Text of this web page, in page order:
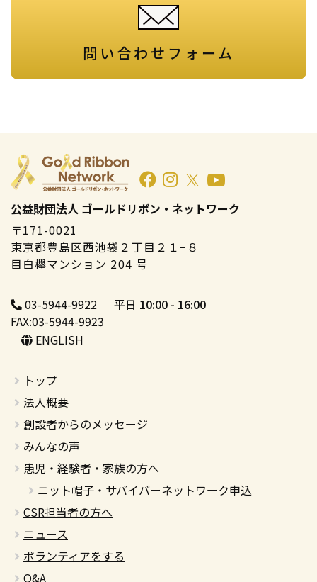
問い合わせフォーム
公益財団法人 ゴールドリボン・ネットワーク
〒171-0021
東京都豊島区西池袋２丁目２１−８
目白欅マンション 204 号
03-5944-9922
平日 10:00 - 16:00
FAX:03-5944-9923
ENGLISH
トップ
法人概要
創設者からのメッセージ
みんなの声
患児・経験者・家族の方へ
ニット帽子・サバイバーネットワーク申込
CSR担当者の方へ
ニュース
ボランティアをする
Q&A